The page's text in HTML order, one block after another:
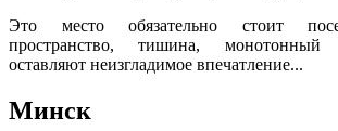
Это место обязательно стоит
пространство, тишина, монотонный
оставляют неизгладимое впечатление...
Минск